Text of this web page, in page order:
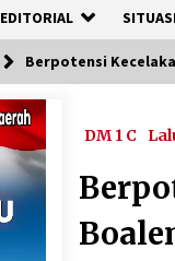
EDITORIAL SITUASI
Berpotensi
DM 1 C